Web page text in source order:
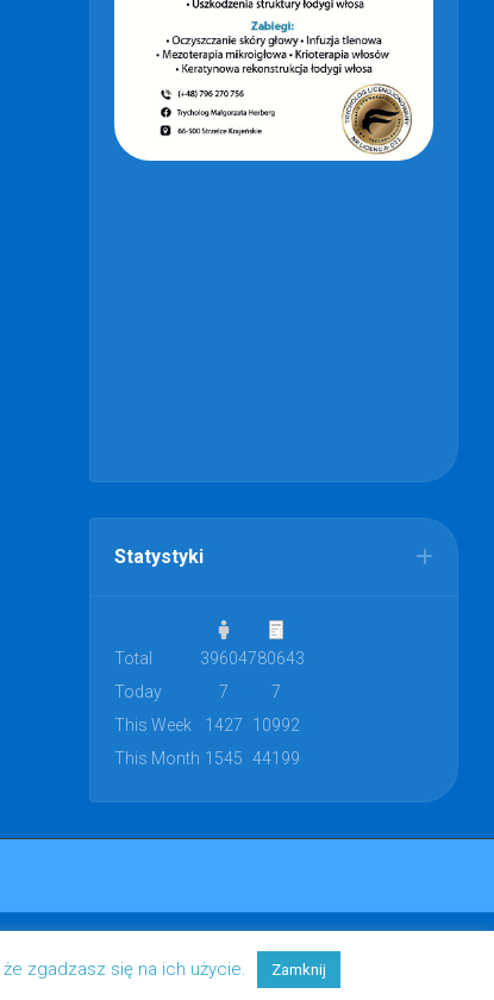
Statystyki
Total 39604780643
Today
7
7
This Week
1427
10992
This Month 1545 44199
zgadzasz się na ich użycie. Zamknij